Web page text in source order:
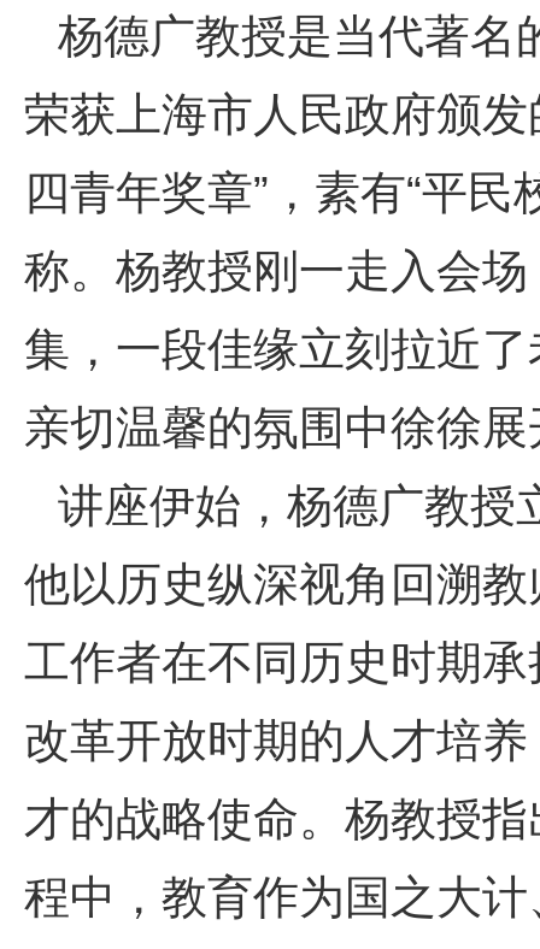
杨德广教授是当代著名
荣获上海市人民政府颁发
四青年奖章”，素有“平民
称。杨教授刚一走入会
集，一段佳缘立刻拉近
亲切温馨的氛围中徐徐展
讲座伊始，杨德广教授
他以历史纵深视角回溯
工作者在不同历史时期
改革开放时期的人才培
才的战略使命。杨教授
程中，教育作为国之大